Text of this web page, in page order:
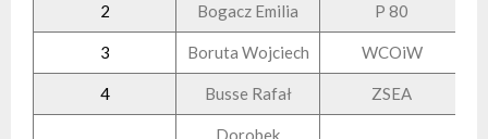
2 Bogacz Emilia P 80
3 Boruta Wojciech WCOiW
4 Busse Rafał ZSEA
Dorobek